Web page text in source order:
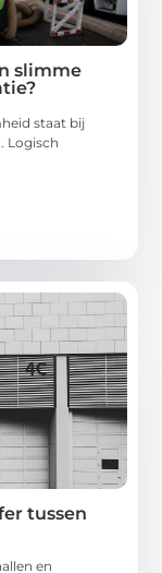
slimme
staat bij
Logisch
tussen
en